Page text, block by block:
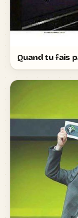
Quand tu fais